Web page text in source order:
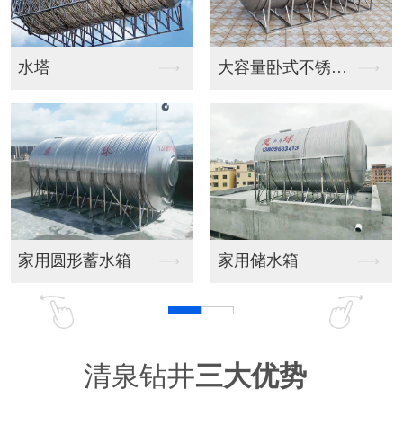
大容量卧式不锈钢蓄水...
水箱 家用储水箱
机钻深水井
温泉钻井现
清泉钻井三大优势